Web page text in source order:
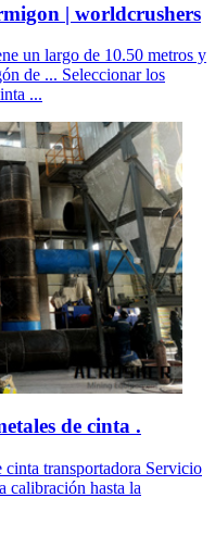
| worldcrushers
un largo de 10.50 metros y
de ... Seleccionar los
...
de cinta .
cinta transportadora Servicio
calibración hasta la